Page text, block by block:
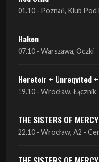
Heretoir + Unreqvited +
THE SISTERS OF MERCY
22.10 - Wrocław, A2 -
THE SISTERS OF MERCY
Lone Assembly